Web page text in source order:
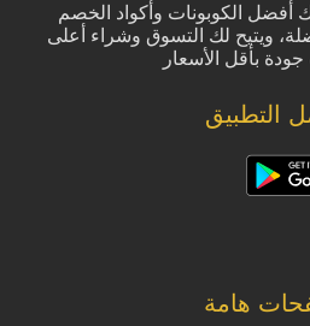
أفضل الكوبونات وأكواد الخصم
ويتيح لك التسوق وشراء أعلى
جودة بأقل الأسعار
التطبيق
هامة